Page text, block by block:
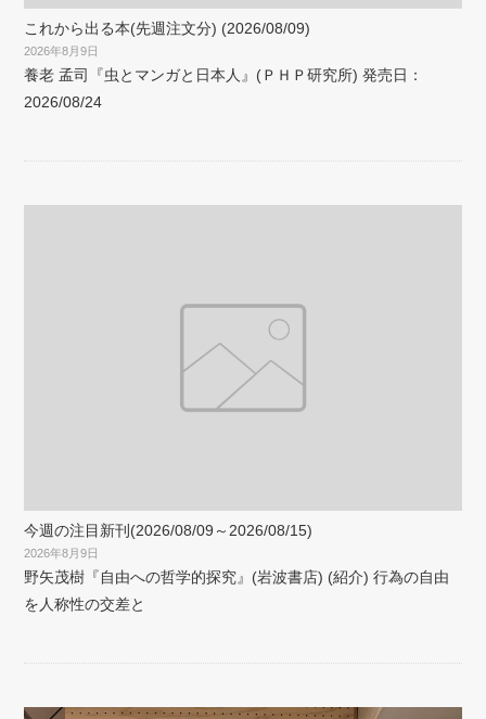
これから出る本(先週注文分) (2026/08/09)
2026年8月9日
養老 孟司『虫とマンガと日本人』(ＰＨＰ研究所) 発売日：
2026/08/24
今週の注目新刊(2026/08/09～2026/08/15)
2026年8月9日
野矢茂樹『自由への哲学的探究』(岩波書店) (紹介) 行為の自由
を人称性の交差と